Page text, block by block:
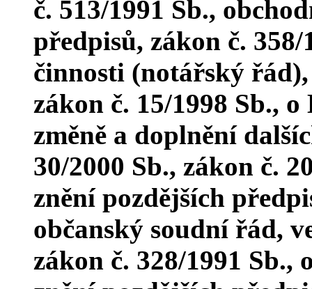
č. 513/1991 Sb.,
předpisů, zákon č.
činnosti (notářský
zákon č. 15/1998 Sb.,
změně a doplnění
30/2000 Sb., zákon č.
znění pozdějších
občanský soudní řád,
zákon č. 328/1991